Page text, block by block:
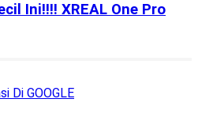
Ini!!!! XREAL One Pro